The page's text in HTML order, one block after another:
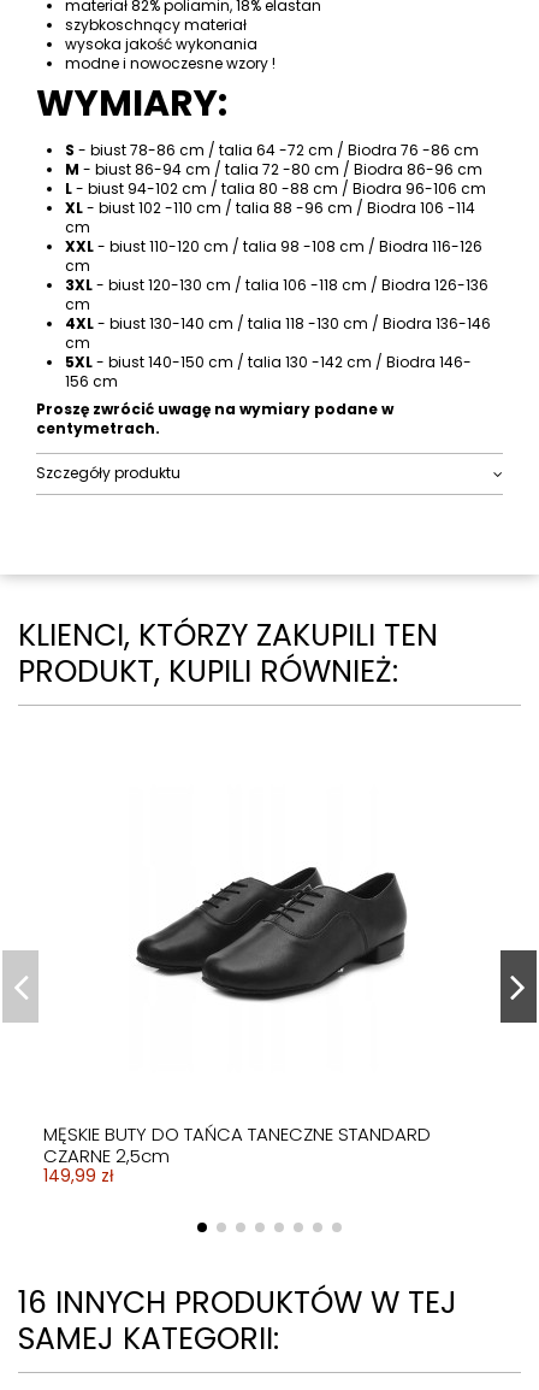
materiał 82% poliamin, 18% elastan
szybkoschnący materiał
wysoka jakość wykonania
modne i nowoczesne wzory !
WYMIARY:
S - biust 78-86 cm / talia 64 -72 cm / Biodra 76 -86 cm
M - biust 86-94 cm / talia 72 -80 cm / Biodra 86-96 cm
L- biust 94-102 cm / talia 80 -88 cm / Biodra 96-106 cm
XL- biust 102 -110 cm / talia 88 -96 cm / Biodra 106 -114
cm
XXL- biust 110-120 cm / talia 98 -108 cm / Biodra 116-126
cm
3XL- biust 120-130 cm / talia 106 -118 cm / Biodra 126-136
cm
4XL- biust 130-140 cm / talia 118 -130 cm / Biodra 136-146
cm
5XL- biust 140-150 cm / talia 130 -142 cm / Biodra 146-
156 cm
Proszę zwrócić uwagę na wymiary podane w
centymetrach.
Szczegóły produktu
KLIENCI, KTÓRZY ZAKUPILI TEN
PRODUKT, KUPILI RÓWNIEŻ:
MĘSKIE BUTY DO TAŃCA TANECZNE STANDARD
CZARNE 2,5cm
149,99 zł
16 INNYCH PRODUKTÓW W TEJ
SAMEJ KATEGORII: